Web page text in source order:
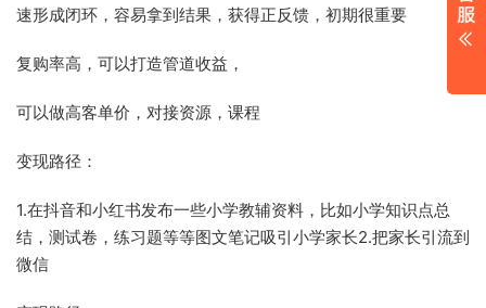
速形成闭环，容易拿到结果，获得正反馈，初期很重要
复购率高，可以打造管道收益，
可以做高客单价，对接资源，课程
变现路径：
1.在抖音和小红书发布一些小学教辅资料，比如小学知识点总
结，测试卷，练习题等等图文笔记吸引小学家长2.把家长引流到
微信